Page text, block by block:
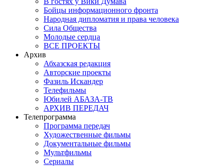
Бойцы информационного фронта
Народная дипломатия и права человека
Сила Общества
Молодые сердца
ВСЕ ПРОЕКТЫ
Архив
Абхазская редакция
Авторские проекты
Фазиль Искандер
Телефильмы
Юбилей АБАЗА-ТВ
АРХИВ ПЕРЕДАЧ
Телепрограмма
Программа передач
Художественные фильмы
Документальные фильмы
Мультфильмы
Сериалы